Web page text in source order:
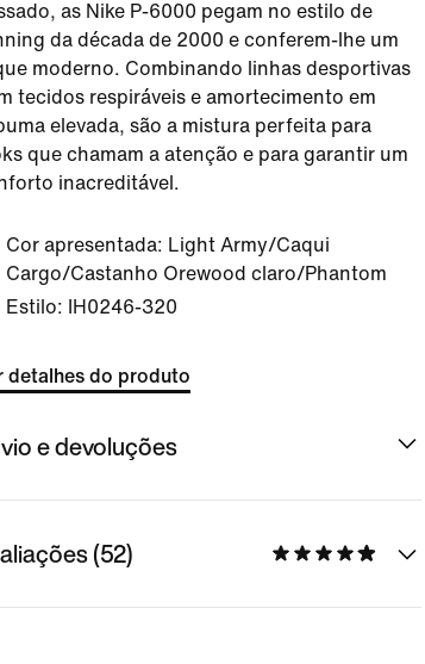
as Nike P-6000 pegam no estilo de
da década de 2000 e conferem-lhe um
moderno. Combinando linhas desportivas
tecidos respiráveis e amortecimento em
elevada, são a mistura perfeita para
que chamam a atenção e para garantir um
inacreditável.
Cor apresentada: Light Army/Caqui
Cargo/Castanho Orewood claro/Phantom
Estilo:
IH0246-320
detalhes do produto
e devoluções
(52)